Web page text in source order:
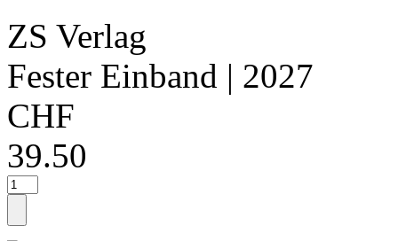
ZS Verlag
Fester Einband | 2027
CHF
39.50